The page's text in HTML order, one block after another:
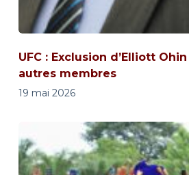
UFC : Exclusion d’Elliott
autres membres
19 mai 2026